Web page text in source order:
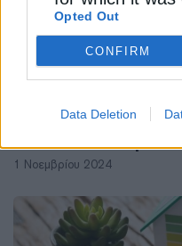
Opted Out
CONFIRM
Data Deletion
ΑΝΑΝΕΩΣΙΜΕΣ ΠΗΓΕΣ
Γαλλία:
1 Νοεμβρίου 2024